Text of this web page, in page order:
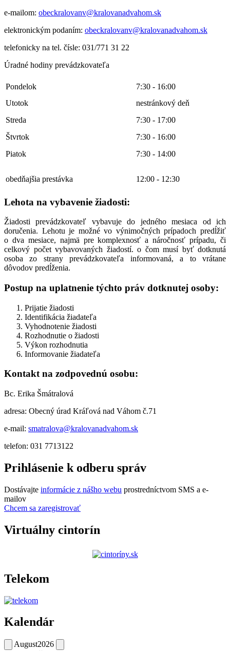
e-mailom: obeckralovanv@kralovanadvahom.sk
elektronickým podaním: obeckralovanv@kralovanadvahom.sk
telefonicky na tel. čísle: 031/771 31 22
Úradné hodiny prevádzkovateľa
Pondelok
7:30 - 16:00
Utotok
nestránkový deň
Streda
7:30 - 17:00
Štvrtok
7:30 - 16:00
Piatok
7:30 - 14:00
obedňajšia prestávka 12:00 - 12:30
Lehota na vybavenie žiadosti:
Žiadosti prevádzkovateľ vybavuje do jedného mesiaca od ich
doručenia. Lehotu je možné vo výnimočných prípadoch predĺžiť
o dva mesiace, najmä pre komplexnosť a náročnosť prípadu, či
celkový počet vybavovaných žiadostí. o čom musí byť dotknutá
osoba zo strany prevádzkovateľa informovaná, a to vrátane
dôvodov predĺženia.
Postup na uplatnenie týchto práv dotknutej osoby:
Prijatie žiadosti
Identifikácia žiadateľa
Vyhodnotenie žiadosti
Rozhodnutie o žiadosti
Výkon rozhodnutia
Informovanie žiadateľa
Kontakt na zodpovednú osobu:
Bc. Erika Šmátralová
adresa: Obecný úrad Kráľová nad Váhom č.71
e-mail: smatralova@kralovanadvahom.sk
telefon: 031 7713122
Prihlásenie k odberu správ
Dostávajte informácie z nášho webu prostredníctvom SMS a e-
mailov
Chcem sa zaregistrovať
Virtuálny cintorín
Telekom
Kalendár
August2026